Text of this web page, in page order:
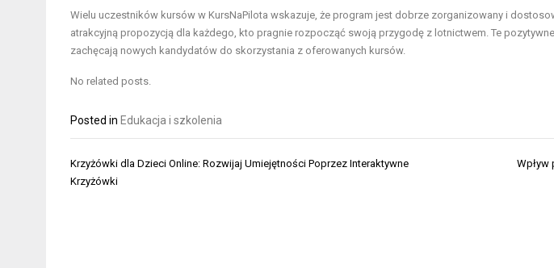
Wielu uczestników kursów w KursNaPilota wskazuje, że program jest dobrze zorganizowany i
atrakcyjną propozycją dla każdego, kto pragnie rozpocząć swoją przygodę z lotnictwem. Te
zachęcają nowych kandydatów do skorzystania z oferowanych kursów.
No related posts.
Posted in Edukacja i szkolenia
Nawigacja
wpisu
Krzyżówki dla Dzieci Online: Rozwijaj Umiejętności Poprzez Interaktywne
Krzyżówki
Wpływ